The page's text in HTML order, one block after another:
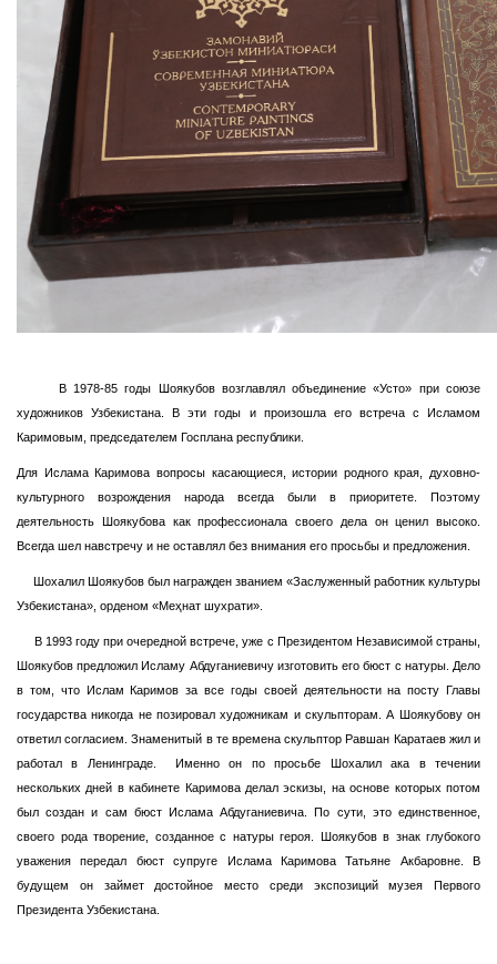
В 1978-85 годы Шоякубов возглавлял объединение «Усто» при союзе
художников Узбекистана. В эти годы и произошла его встреча с Исламом
Каримовым, председателем Госплана республики.
Для Ислама Каримова вопросы касающиеся, истории родного края, духовно-
культурного возрождения народа всегда были в приоритете. Поэтому
деятельность Шоякубова как профессионала своего дела он ценил высоко.
Всегда шел навстречу и не оставлял без внимания его просьбы и предложения.
Шохалил Шоякубов был награжден званием «Заслуженный работник культуры
Узбекистана», орденом «Меҳнат шухрати».
В 1993 году при очередной встрече, уже с Президентом Независимой страны,
Шоякубов предложил Исламу Абдуганиевичу изготовить его бюст с натуры. Дело
в том, что Ислам Каримов за все годы своей деятельности на посту Главы
государства никогда не позировал художникам и скульпторам. А Шоякубову он
ответил согласием. Знаменитый в те времена скульптор Равшан Каратаев жил и
работал в Ленинграде. Именно он по просьбе Шохалил ака в течении
нескольких дней в кабинете Каримова делал эскизы, на основе которых потом
был создан и сам бюст Ислама Абдуганиевича. По сути, это единственное,
своего рода творение, созданное с натуры героя. Шоякубов в знак глубокого
уважения передал бюст супруге Ислама Каримова Татьяне Акбаровне. В
будущем он займет достойное место среди экспозиций музея Первого
Президента Узбекистана.